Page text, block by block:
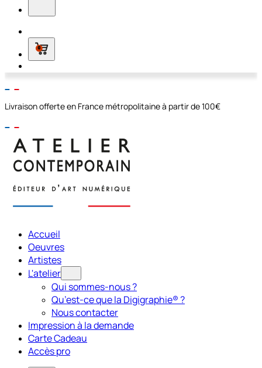
0
Livraison offerte en France métropolitaine à partir de 100€
Accueil
Oeuvres
Artistes
L'atelier
Qui sommes-nous ?
Qu’est-ce que la Digigraphie® ?
Nous contacter
Impression à la demande
Carte Cadeau
Accès pro